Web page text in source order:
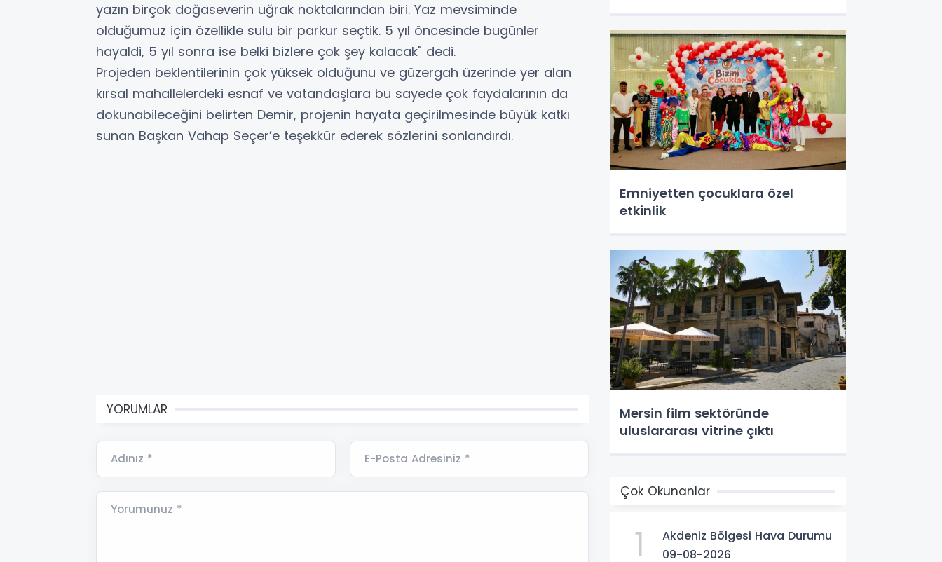
yazın birçok doğaseverin uğrak noktalarından biri. Yaz mevsiminde
olduğumuz için özellikle sulu bir parkur seçtik. 5 yıl öncesinde bugünler
hayaldi, 5 yıl sonra ise belki bizlere çok şey kalacak" dedi.
Projeden beklentilerinin çok yüksek olduğunu ve güzergah üzerinde yer alan
kırsal mahallelerdeki esnaf ve vatandaşlara bu sayede çok faydalarının da
dokunabileceğini belirten Demir, projenin hayata geçirilmesinde büyük katkı
sunan Başkan Vahap Seçer’e teşekkür ederek sözlerini sonlandırdı.
YORUMLAR
Adınız * E-Posta Adresiniz *
Yorumunuz *
Emniyetten çocuklara özel
etkinlik
Mersin film sektöründe
uluslararası vitrine çıktı
Çok Okunanlar
1
Akdeniz Bölgesi Hava Durumu
09-08-2026